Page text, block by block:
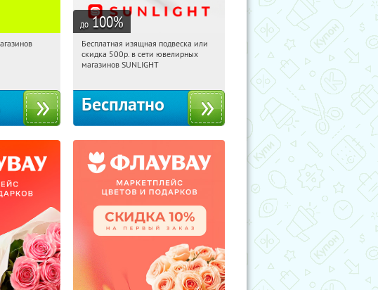
первым!
до 100%
00:18:05 Получили:
Россия
Бесплатная изящная подвеска или
скидка 500р. в сети ювелирных
магазинов SUNLIGHT
Бесплатно